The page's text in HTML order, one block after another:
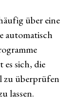
über eine
automatisch
sich, die
zu überprüfen
lassen.